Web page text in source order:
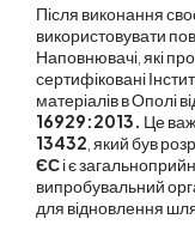
Після виконання
використовувати
Наповнювачі, які
сертифіковані
матеріалів в Ополі
16929:2013. Це
13432 , який був
ЄСі є
випробувальний
для відновлення